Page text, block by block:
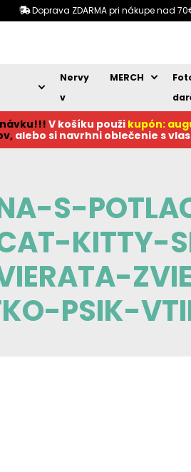
Doprava ZDARMA pri nákupe nad
Nervy
v
MERCH
V košíku použi kupón:
alebo si navrhni oblečenie s
S-
KITTY-
PSIK-